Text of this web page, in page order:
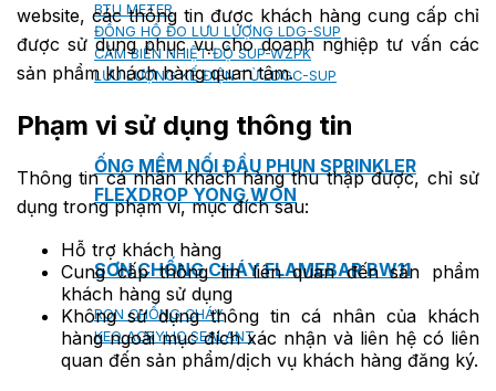
BTU METER
ĐỒNG HỒ ĐO LƯU LƯỢNG LDG-SUP
CẢM BIẾN NHIỆT ĐỘ SUP-WZPK
LƯU LƯỢNG KẾ ĐIỆN TỪ LDGC-SUP
ỐNG MỀM NỐI ĐẦU PHUN SPRINKLER
FLEXDROP YONG WON
SƠN CHỐNG CHÁY FLAMEBAR BW11
RON CHỐNG CHÁY
KEO ACRYLIC SEALANT
website, các thông tin được khách hàng cung cấp chỉ
được sử dụng phục vụ cho doanh nghiệp tư vấn các
sản phẩm khách hàng quan tâm.
Phạm vi sử dụng thông tin
Thông tin cá nhân khách hàng thu thập được, chỉ sử
dụng trong phạm vi, mục đích sau:
Hỗ trợ khách hàng
Cung cấp thông tin liên quan đến sản phẩm
khách hàng sử dụng
Không sử dụng thông tin cá nhân của khách
hàng ngoài mục đích xác nhận và liên hệ có liên
quan đến sản phẩm/dịch vụ khách hàng đăng ký.